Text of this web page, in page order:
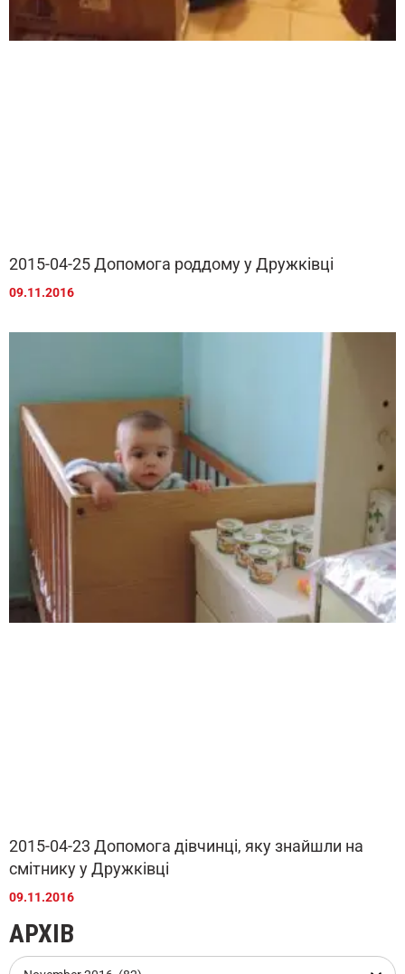
2015-04-25 Допомога роддому у Дружківці
09.11.2016
2015-04-23 Допомога дівчинці, яку знайшли на
смітнику у Дружківці
09.11.2016
АРХІВ